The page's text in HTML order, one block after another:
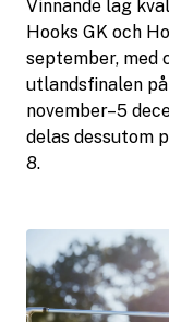
Vinnande lag
Hooks GK och
september, med
utlandsfinalen
november–5
delas dessutom
8.